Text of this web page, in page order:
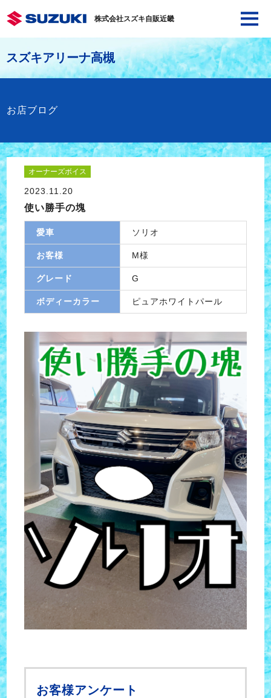
株式会社スズキ自販近畿
スズキアリーナ高槻
お店ブログ
オーナーズボイス
2023.11.20
使い勝手の塊
愛車 ソリオ
お客様 M様
グレード G
ボディーカラー ピュアホワイトパール
お客様アンケート